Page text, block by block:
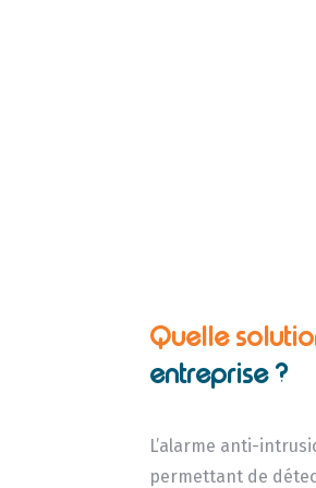
Quelle
entreprise ?
L’alarme anti-
permettant de